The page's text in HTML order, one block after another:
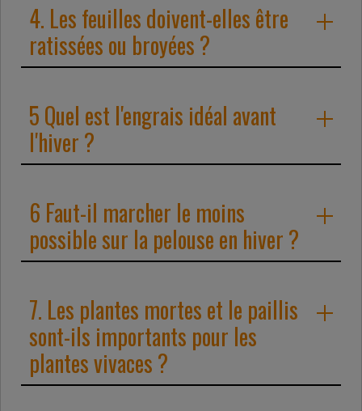
4. Les feuilles doivent-elles être
ratissées ou broyées ?
5 Quel est l'engrais idéal avant
l'hiver ?
6 Faut-il marcher le moins
possible sur la pelouse en hiver ?
7. Les plantes mortes et le paillis
sont-ils importants pour les
plantes vivaces ?